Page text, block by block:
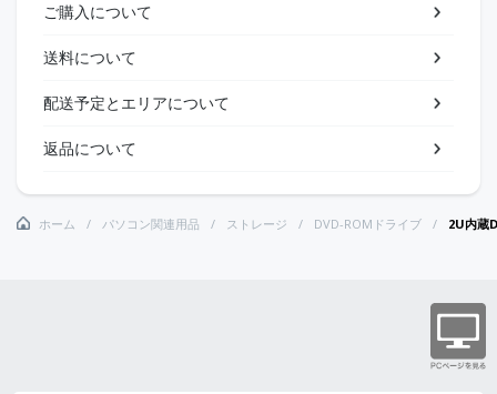
ご購入について
送料について
配送予定とエリアについて
返品について
ホーム パソコン関連用品 ストレージ DVD-ROMドライブ 2U内蔵